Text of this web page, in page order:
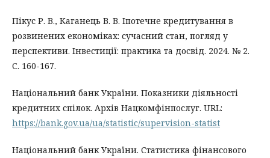
Пікус Р. В., Каганець В. В. Іпотечне кредитування в
розвинених економіках: сучасний стан, погляд у
перспективи. Інвестиції: практика та досвід. 2024. № 2.
С. 160-167.
Національний банк України. Показники діяльності
кредитних спілок. Архів Нацкомфінпослуг. URL:
https://bank.gov.ua/ua/statistic/supervision-statist
Національний банк України. Статистика фінансового